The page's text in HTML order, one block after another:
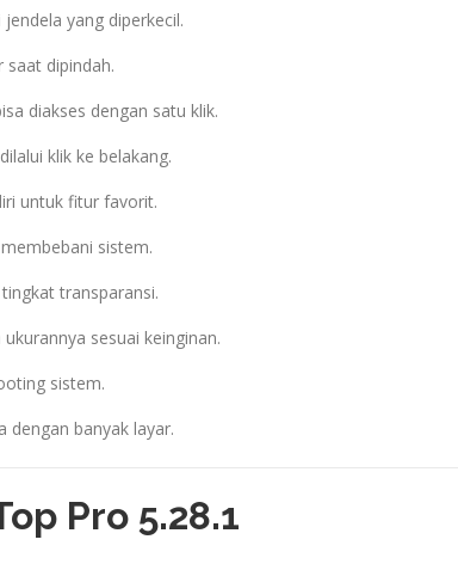
yang diperkecil.
dipindah.
diakses dengan satu klik.
klik ke belakang.
untuk fitur favorit.
sistem.
transparansi.
sesuai keinginan.
sistem.
dengan banyak layar.
Pro 5.28.1